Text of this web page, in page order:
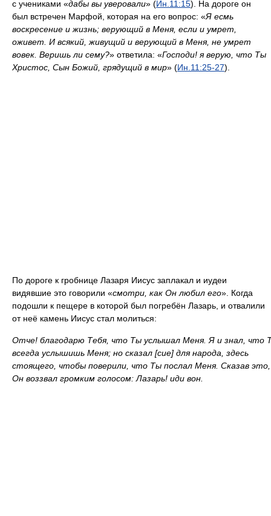
с учениками «дабы вы уверовали» (Ин. 11:15). На дороге он
был встречен Марфой, которая на его вопрос: «Я есмь
воскресение и жизнь; верующий в Меня, если и умрет,
оживет. И всякий, живущий и верующий в Меня, не умрет
вовек. Веришь ли сему?» ответила: «Господи! я верую, что Ты
Христос, Сын Божий, грядущий в мир» (Ин. 11:25-27).
По дороге к гробнице Лазаря Иисус заплакал и иудеи
видявшие это говорили «смотри, как Он любил его». Когда
подошли к пещере в которой был погребён Лазарь, и отвалили
от неё камень Иисус стал молиться:
Отче! благодарю Тебя, что Ты услышал Меня. Я и знал, что
всегда услышишь Меня; но сказал [сие] для народа, здесь
стоящего, чтобы поверили, что Ты послал Меня. Сказав это,
Он воззвал громким голосом: Лазарь! иди вон.